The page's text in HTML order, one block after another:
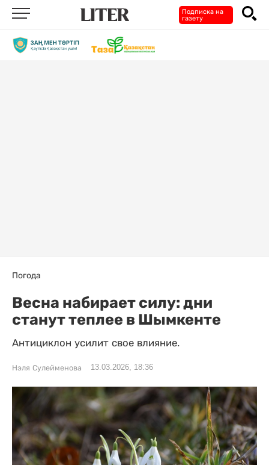
Подписка на
газету
Погода
Весна набирает силу: дни
станут теплее в Шымкенте
Антициклон усилит свое влияние.
Нэля Сулейменова 13.03.2026, 18:36